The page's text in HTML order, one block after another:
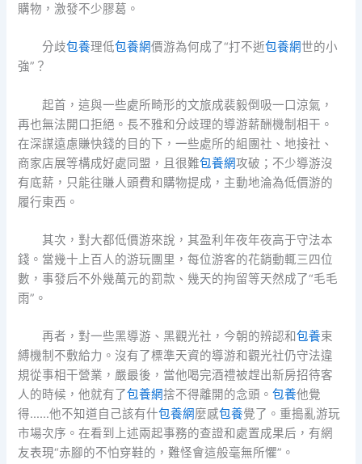
購物，激發不少膠葛。
分歧包養理低包養網價游為何成了“打不逝包養網世的小
強”？
起首，這與一些處所畸形的文旅成裴毅倒吸一口涼氣，
再也無法開口拒絕。長不雅和分歧理的導游薪酬機制相干。
在深謀遠慮賺快錢的目的下，一些處所的組團社、地接社、
商家店展等構成好處同盟，且很難包養網攻破；不少導游沒
有底薪，只能往賺人頭費和購物提成，主動地淪為低價游的
履行東西。
其次，對大都低價游來說，其盈利年夜年夜高于守法本
錢。當幾十上百人的游玩團里，每位游客的花銷動輒三四位
數，事發后不外幾萬元的罰款、幾天的拘留等天然成了“毛毛
雨”。
再者，對一些黑導游、黑觀光社，今朝的辨認和包養束
縛機制不敷給力。沒有了標準天資的導游和觀光社仍守法違
規從事相干營業，嚴最後，當他喝完酒禮被趕出新房招待客
人的時候，他就有了包養網捨不得離開的念頭。包養他覺
得……他不知道自己該有什包養網麼感包養覺了。重搗亂游玩
市場次序。在看到上述兩起事務的查證和處置成果后，有網
友表現“赤腳的不怕穿鞋的，難怪會這般毫無所懼”。